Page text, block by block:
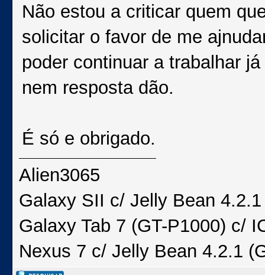
Não estou a criticar quem
solicitar o favor de me
poder continuar a trabalhar
nem resposta dão.
É só e obrigado.
Alien3065
Galaxy SII c/ Jelly Bean
Galaxy Tab 7 (GT-P1000) c/
Nexus 7 c/ Jelly Bean 4.2.1